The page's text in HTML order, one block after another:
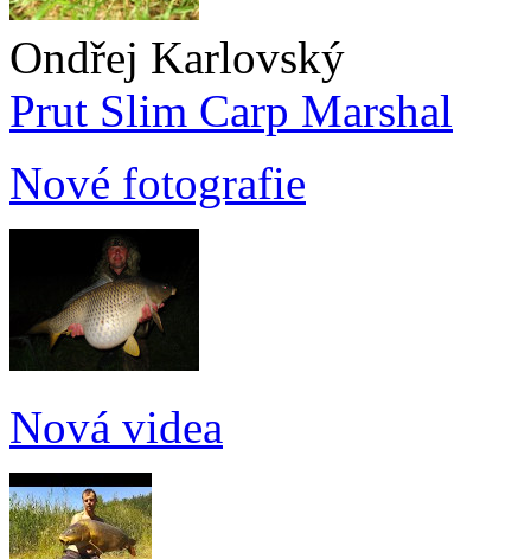
Ondřej Karlovský
Prut Slim Carp Marshal
Nové fotografie
Nová videa